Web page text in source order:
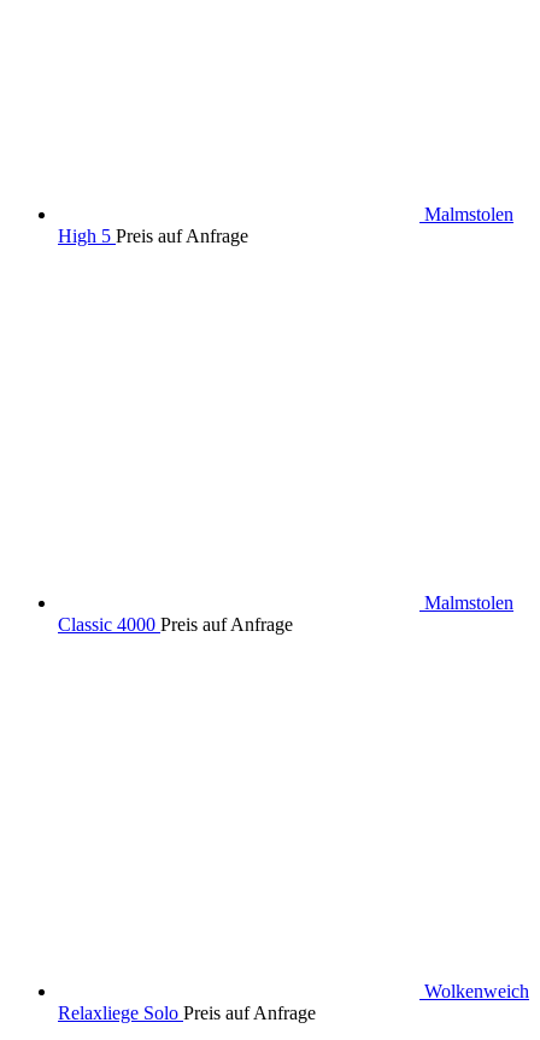
Malmstolen
High 5 Preis auf Anfrage
Malmstolen
Classic 4000 Preis auf Anfrage
Wolkenweich
Relaxliege Solo Preis auf Anfrage